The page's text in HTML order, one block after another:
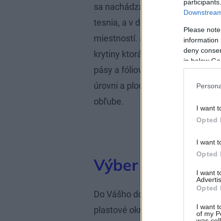
Please
information
deny
in below
I want
Opted
I want
Opted
I want
Opted
I want
of my
sa nachádza minimálne
tesnia, a v dôsledku toho
miestností. Je preto potrebné
krytiny ktorá odoláva
pásy a fóliové krytiny. Dnes sú
úrovni a ploché strechy sa opäť
obľube.
Výber okien
Do Vášho domu by ste si mali
plastové okná, drevené oná